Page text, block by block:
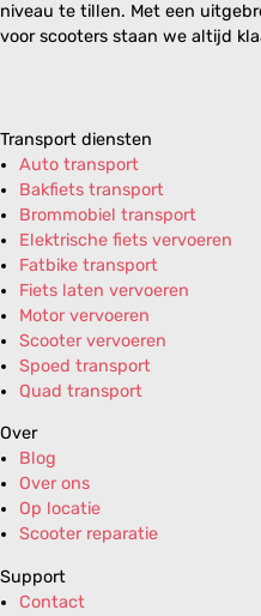
niveau te tillen. Met een
voor scooters staan we altijd
Transport diensten
Auto transport
Bakfiets transport
Brommobiel transport
Elektrische fiets vervoeren
Fatbike transport
Fiets laten vervoeren
Motor vervoeren
Scooter vervoeren
Spoed transport
Quad transport
Over
Blog
Over ons
Op locatie
Scooter reparatie
Support
Contact